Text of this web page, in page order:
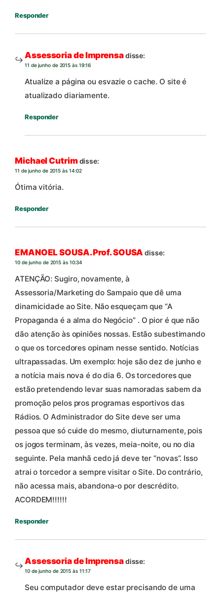
Responder
Assessoria de Imprensadisse:
11 de junho de 2015 às 19:16
Atualize a página ou esvazie o cache. O site é
atualizado diariamente.
Responder
Michael Cutrimdisse:
11 de junho de 2015 às 14:02
Ótima vitória.
Responder
EMANOEL SOUSA. Prof. SOUSA disse:
10 de junho de 2015 às 10:34
ATENÇÃO: Sugiro, novamente, à
Assessoria/Marketing do Sampaio que dê uma
dinamicidade ao Site. Não esqueçam que “A
Propaganda é a alma do Negócio” . O pior é que não
dão atenção às opiniões nossas. Estão subestimando
o que os torcedores opinam nesse sentido. Notícias
ultrapassadas. Um exemplo: hoje são dez de junho e
a notícia mais nova é do dia 6. Os torcedores que
estão pretendendo levar suas namoradas sabem da
promoção pelos pros programas esportivos das
Rádios. O Administrador do Site deve ser uma
pessoa que só cuide do mesmo, diuturnamente, pois
os jogos terminam, às vezes, meia-noite, ou no dia
seguinte. Pela manhã cedo já deve ter “novas”. Isso
atrai o torcedor a sempre visitar o Site. Do contrário,
não acessa mais, abandona-o por descrédito.
ACORDEM!!!!!!
Responder
Assessoria de Imprensadisse:
10 de junho de 2015 às 11:17
Seu computador deve estar precisando de uma